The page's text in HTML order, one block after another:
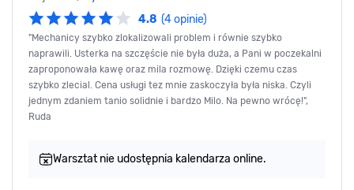
4.8 (4 opinie)
"Mechanicy szybko zlokalizowali problem i równie szybko
naprawili. Usterka na szczęście nie była duża, a Pani w poczekalni
zaproponowała kawę oraz mila rozmowę. Dzięki czemu czas
szybko zlecial. Cena usługi tez mnie zaskoczyła była niska. Czyli
jednym zdaniem tanio solidnie i bardzo Milo. Na pewno wrócę!",
Ruda
Warsztat nie udostępnia kalendarza online.